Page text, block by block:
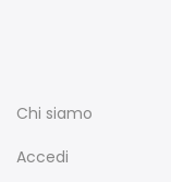
Chi siamo
Accedi